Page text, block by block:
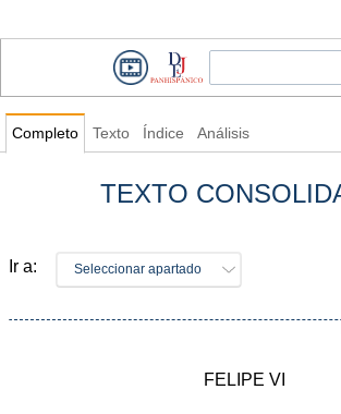
Completo Texto Índice Análisis
TEXTO
Ir a: Seleccionar apartado
FELIPE VI